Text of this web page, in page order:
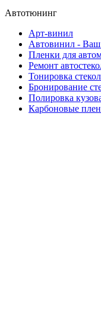
Автотюнинг
Арт-винил
Автовинил -
Пленки для
Ремонт
Тонировка
Бронирование
Полировка
Карбоновые